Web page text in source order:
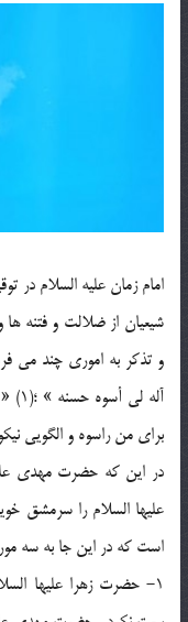
امام زمان عليه السلام در
شيعيان از ضلالت و فتنه
و تذکر به اموري چند مي
براي من راسوه و الگويي
در اين که حضرت مهدي
عليها السلام را سرمشق
است که در اين جا به سه
1- حضرت زهرا عليها